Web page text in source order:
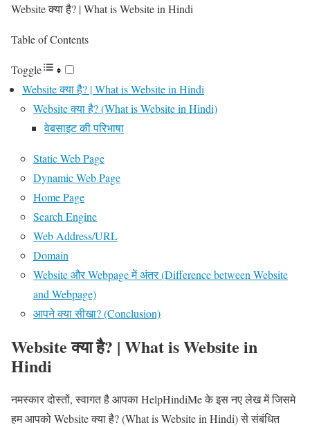
Website क्या है? | What is Website in Hindi
Table of Contents
Toggle
Website क्या है? | What is Website in Hindi
Website क्या है? (What is Website in Hindi)
वेबसाइट की परिभाषा
Static Web Page
Dynamic Web Page
Home Page
Search Engine
Web Address/URL
Domain
Website और Webpage में अंतर (Difference between Website
and Webpage)
आपने क्या सीखा? (Conclusion)
Website क्या है? | What is Website in
Hindi
नमस्कार दोस्तों, स्वागत है आपका HelpHindiMe के इस नए लेख में जिसमे
हम आपको Website क्या है? (What is Website in Hindi) से संबंधित